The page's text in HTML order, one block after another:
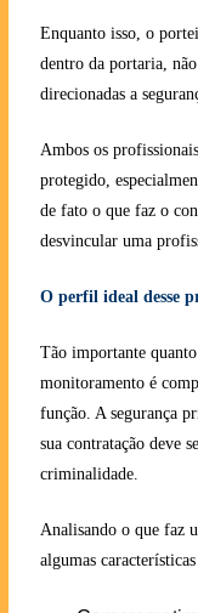
Enquanto isso, o
dentro da portaria,
direcionadas a
Ambos os
protegido,
de fato o que faz o
desvincular uma
O perfil ideal desse
Tão importante
monitoramento é
função. A segurança
sua contratação deve
criminalidade.
Analisando o que faz
algumas